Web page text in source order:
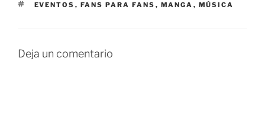
ETIQUETAS
EVENTOS , FANS PARA FANS , MANGA , MÚSICA
Deja un comentario